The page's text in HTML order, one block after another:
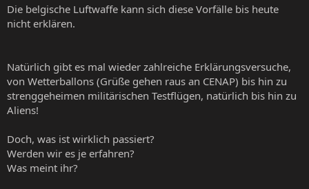
Die belgische Luftwaffe kann sich diese Vorfälle bis heute
nicht erklären.
Natürlich gibt es mal wieder zahlreiche Erklärungsversuche,
von Wetterballons (Grüße gehen raus an CENAP) bis hin zu
strenggeheimen militärischen Testflügen, natürlich bis hin zu
Aliens!
Doch, was ist wirklich passiert?
Werden wir es je erfahren?
Was meint ihr?